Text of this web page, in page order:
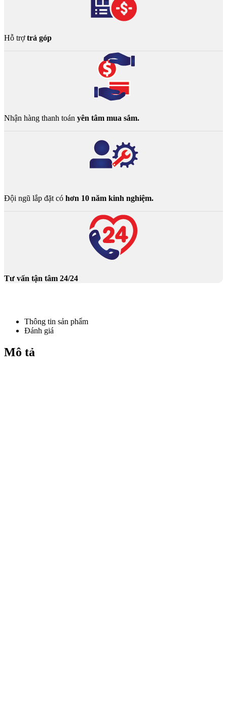
Hỗ trợtrả góp
Nhận hàng thanh toán yên tâm mua sắm.
Đội ngũ lắp đặt có hơn 10 năm kinh nghiệm.
Tư vấn tận tâm 24/24
Thông tin sản phẩm
Đánh giá
Mô tả